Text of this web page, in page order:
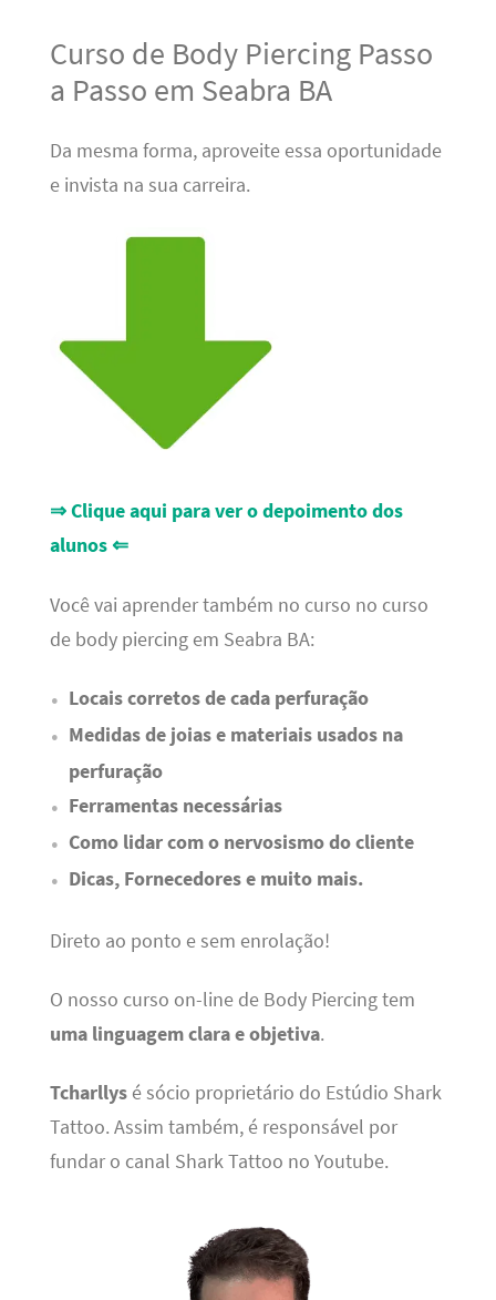
Curso de Body Piercing Passo
a Passo em Seabra BA
Da mesma forma, aproveite essa oportunidade
e invista na sua carreira.
⇒ Clique aqui para ver o depoimento dos
alunos ⇐
Você vai aprender também no curso no curso
de body piercing em Seabra BA:
Locais corretos de cada perfuração
Medidas de joias e materiais usados na
perfuração
Ferramentas necessárias
Como lidar com o nervosismo do cliente
Dicas, Fornecedores e muito mais.
Direto ao ponto e sem enrolação!
O nosso curso on-line de Body Piercing tem
uma linguagem clara e objetiva.
Tcharllysé sócio proprietário do Estúdio Shark
Tattoo. Assim também, é responsável por
fundar o canal Shark Tattoo no Youtube.